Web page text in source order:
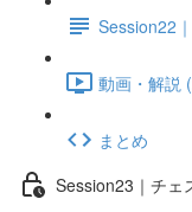
Session22
動画・解説
まとめ
Session23｜チェ